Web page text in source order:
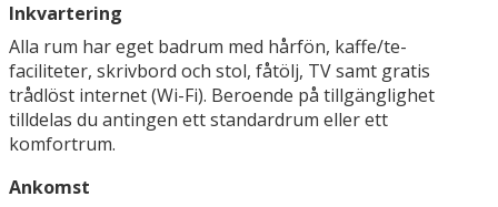
Inkvartering
Alla rum har eget badrum med hårfön, kaffe/te-
faciliteter, skrivbord och stol, fåtölj, TV samt gratis
trådlöst internet (Wi-Fi). Beroende på tillgänglighet
tilldelas du antingen ett standardrum eller ett
komfortrum.
Ankomst